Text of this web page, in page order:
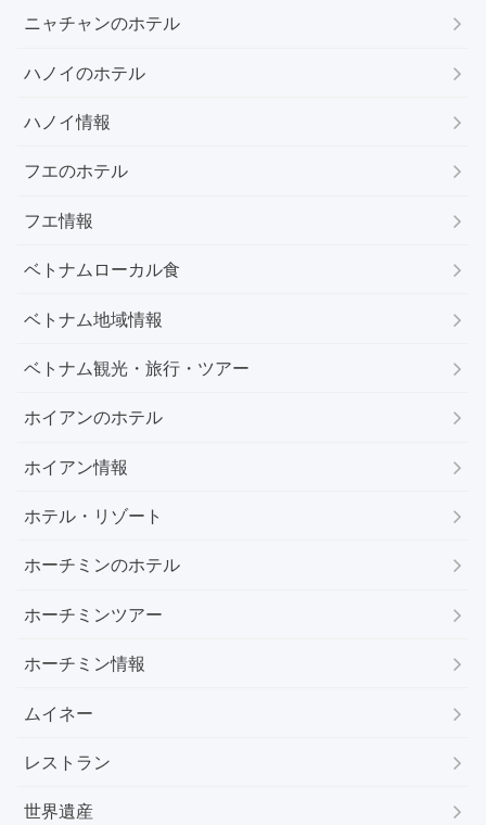
ニャチャンのホテル
ハノイのホテル
ハノイ情報
フエのホテル
フエ情報
ベトナムローカル食
ベトナム地域情報
ベトナム観光・旅行・ツアー
ホイアンのホテル
ホイアン情報
ホテル・リゾート
ホーチミンのホテル
ホーチミンツアー
ホーチミン情報
ムイネー
レストラン
世界遺産